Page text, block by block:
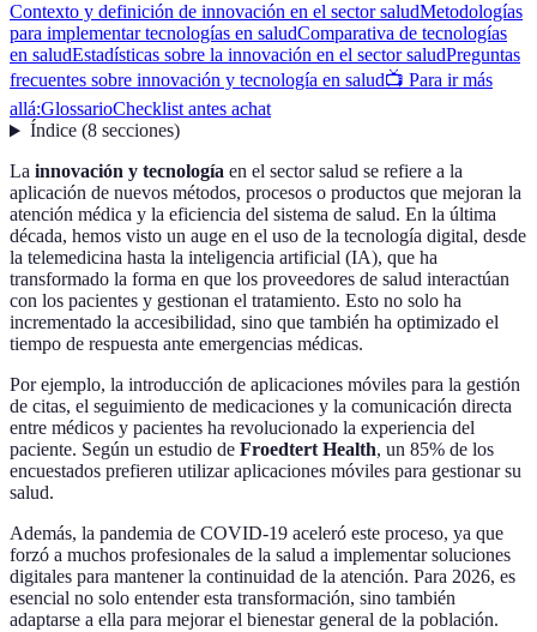
Contexto y definición de innovación en el sector saludMetodologías
para implementar tecnologías en saludComparativa de tecnologías
en saludEstadísticas sobre la innovación en el sector saludPreguntas
frecuentes sobre innovación y tecnología en salud📺 Para ir más
allá:GlossarioChecklist antes achat
Índice(8 secciones)
La innovación y tecnología en el sector salud se refiere a la
aplicación de nuevos métodos, procesos o productos que mejoran la
atención médica y la eficiencia del sistema de salud. En la última
década, hemos visto un auge en el uso de la tecnología digital, desde
la telemedicina hasta la inteligencia artificial (IA), que ha
transformado la forma en que los proveedores de salud interactúan
con los pacientes y gestionan el tratamiento. Esto no solo ha
incrementado la accesibilidad, sino que también ha optimizado el
tiempo de respuesta ante emergencias médicas.
Por ejemplo, la introducción de aplicaciones móviles para la gestión
de citas, el seguimiento de medicaciones y la comunicación directa
entre médicos y pacientes ha revolucionado la experiencia del
paciente. Según un estudio de Froedtert Health, un 85% de los
encuestados prefieren utilizar aplicaciones móviles para gestionar su
salud.
Además, la pandemia de COVID-19 aceleró este proceso, ya que
forzó a muchos profesionales de la salud a implementar soluciones
digitales para mantener la continuidad de la atención. Para 2026, es
esencial no solo entender esta transformación, sino también
adaptarse a ella para mejorar el bienestar general de la población.